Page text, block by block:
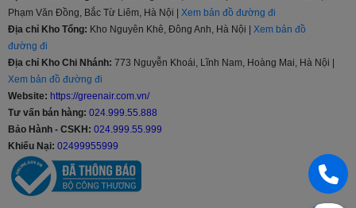
Phạm Văn Đồng, Bắc Từ Liêm, Hà Nội | Xem bản đồ đường đi
Địa chỉ Kho Tổng: Kho Nguyên Khê, Đông Anh, Hà Nội | Xem bản đồ
đường đi
Địa chỉ Kho Chi Nhánh: 773 Nguyễn Khoái, Lĩnh Nam, Hoàng Mai, Hà Nội |
Xem bản đồ đường đi
Website: https://greenair.com.vn/
Tư vấn bán hàng: 024.999.55.888
Bảo Hành - CSKH: 024.999.55.999
Khiếu Nại: 02499955999